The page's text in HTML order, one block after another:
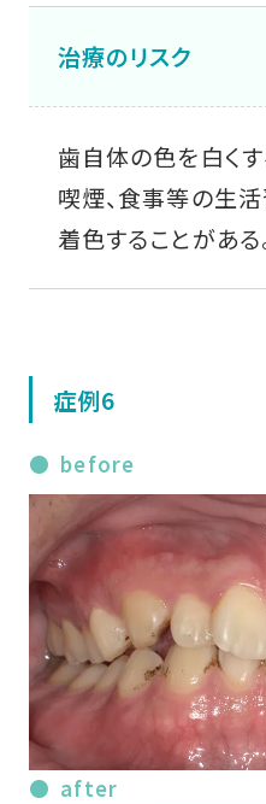
治療のリスク
歯自体の色を白く
喫煙、食事等の生
着色することがある
症例6
before
after